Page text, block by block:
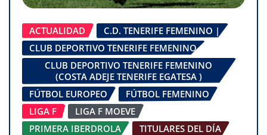
ACTUALIDAD
C.D. TENERIFE FEMENINO |
CLUB DEPORTIVO TENERIFE FEMENINO
CLUB DEPORTIVO TENERIFE FEMENINO
(COSTA ADEJE TENERIFE EGATESA )
FÚTBOL EUROPEO
FÚTBOL FEMENINO
LIGA F
LIGA F MOEVE
PRIMERA IBERDROLA
TITULARES DEL DÍA